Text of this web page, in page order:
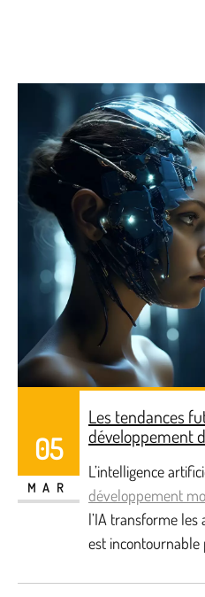
05
MAR
Les tendances
développement
L’intelligence
développement
l’IA transforme
est incontournable